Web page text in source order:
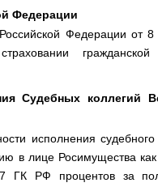
Федерации
Федерации от
гражданской
Судебных коллегий
исполнения судебного
в лице Росимущества как
ГК РФ процентов за